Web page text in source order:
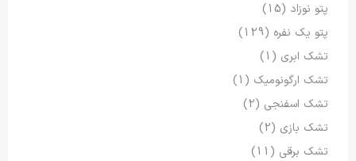
پتو نوزاد (15)
پتو یک نفره (129)
تشک ابری (1)
تشک ارگونومیک (1)
تشک اسفنجی (2)
تشک بازی (2)
تشک برقی (11)